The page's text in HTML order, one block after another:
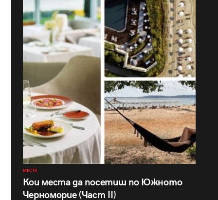
МЕСТА
Кои места да посетиш по Южното
Черноморие (Част II)